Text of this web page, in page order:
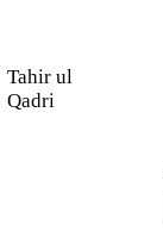
Tahir ul
Qadri